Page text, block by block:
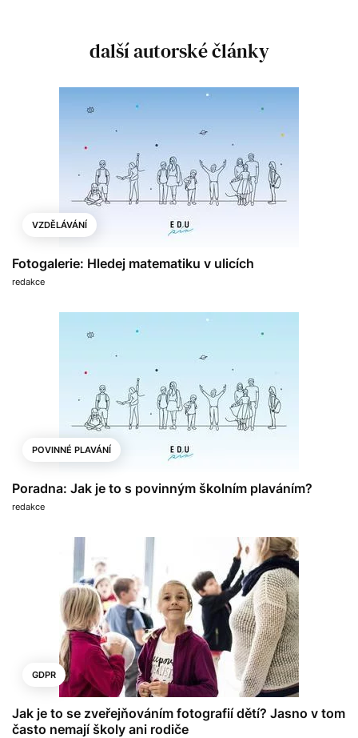
další autorské články
VZDĚLÁVÁNÍ
Fotogalerie: Hledej matematiku v ulicích
redakce
POVINNÉ PLAVÁNÍ
Poradna: Jak je to s povinným školním plaváním?
redakce
GDPR
Jak je to se zveřejňováním fotografií dětí? Jasno v tom
často nemají školy ani rodiče